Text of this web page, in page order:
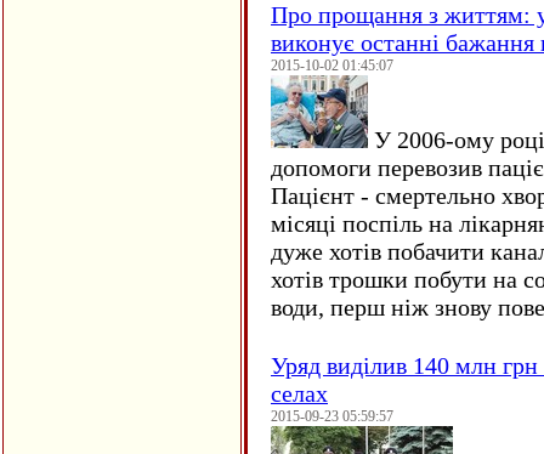
Про прощання з життям:
виконує останні
2015-10-02 01:45:07
У 2006-ому
допомоги перевозив
Пацієнт - смертельно
місяці поспіль на
дуже хотів побачити
хотів трошки побути на
води, перш ніж знову
Уряд виділив 140 млн
селах
2015-09-23 05:59:57